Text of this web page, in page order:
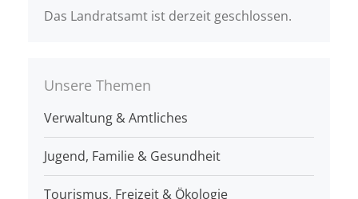
Das Landratsamt ist derzeit geschlossen.
Unsere Themen
Verwaltung & Amtliches
Jugend, Familie & Gesundheit
Tourismus, Freizeit & Ökologie